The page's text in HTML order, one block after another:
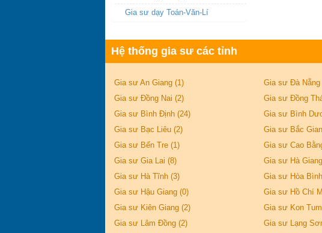
Gia sư dạy Toán-Văn-Lí
Hệ thống gia sư các tỉnh
Gia sư An Giang (1) Gia sư Đà Nẵng
Gia sư Đồng Nai (2)
Gia sư Đồng
Gia sư Bình Định (24)
Gia sư Bình
Gia sư Bạc Liêu (2)
Gia sư Bắc
Gia sư Bến Tre (1)
Gia sư Cao
Gia sư Gia Lai (8)
Gia sư Hà
Gia sư Hà Tĩnh (3)
Gia sư Hòa
Gia sư Hậu Giang (0)
Gia sư Hồ Chí
Gia sư Kiên Giang (2)
Gia sư Kon
Gia sư Lâm Đồng (2)
Gia sư Lạng